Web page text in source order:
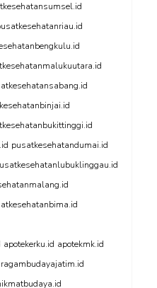
pusatkesehatandumai.id
apotekerku.id apotekmk.id
ragambudayajatim.id